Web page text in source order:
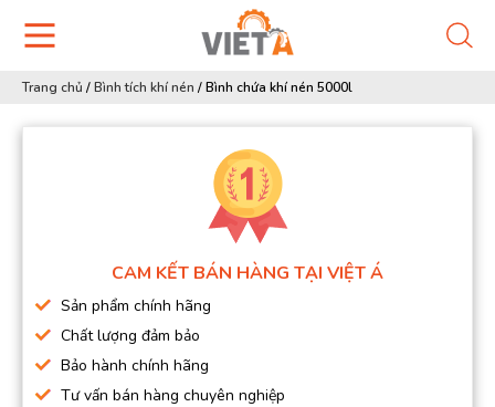
Trang chủ /Bình tích khí nén /Bình chứa khí nén 5000l
CAM KẾT BÁN HÀNG TẠI VIỆT Á
Sản phẩm chính hãng
Chất lượng đảm bảo
Bảo hành chính hãng
Tư vấn bán hàng chuyên nghiệp